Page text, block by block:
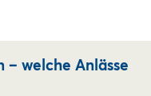
welche Anlässe